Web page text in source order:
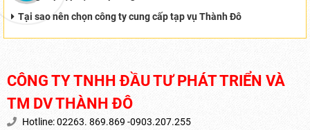
Tại sao nên chọn công ty cung cấp tạp vụ Thành Đô
CÔNG TY TNHH ĐẦU TƯ PHÁT TRIỂN VÀ
TM DV THÀNH ĐÔ
Hotline: 02263. 869.869 -0903.207.255